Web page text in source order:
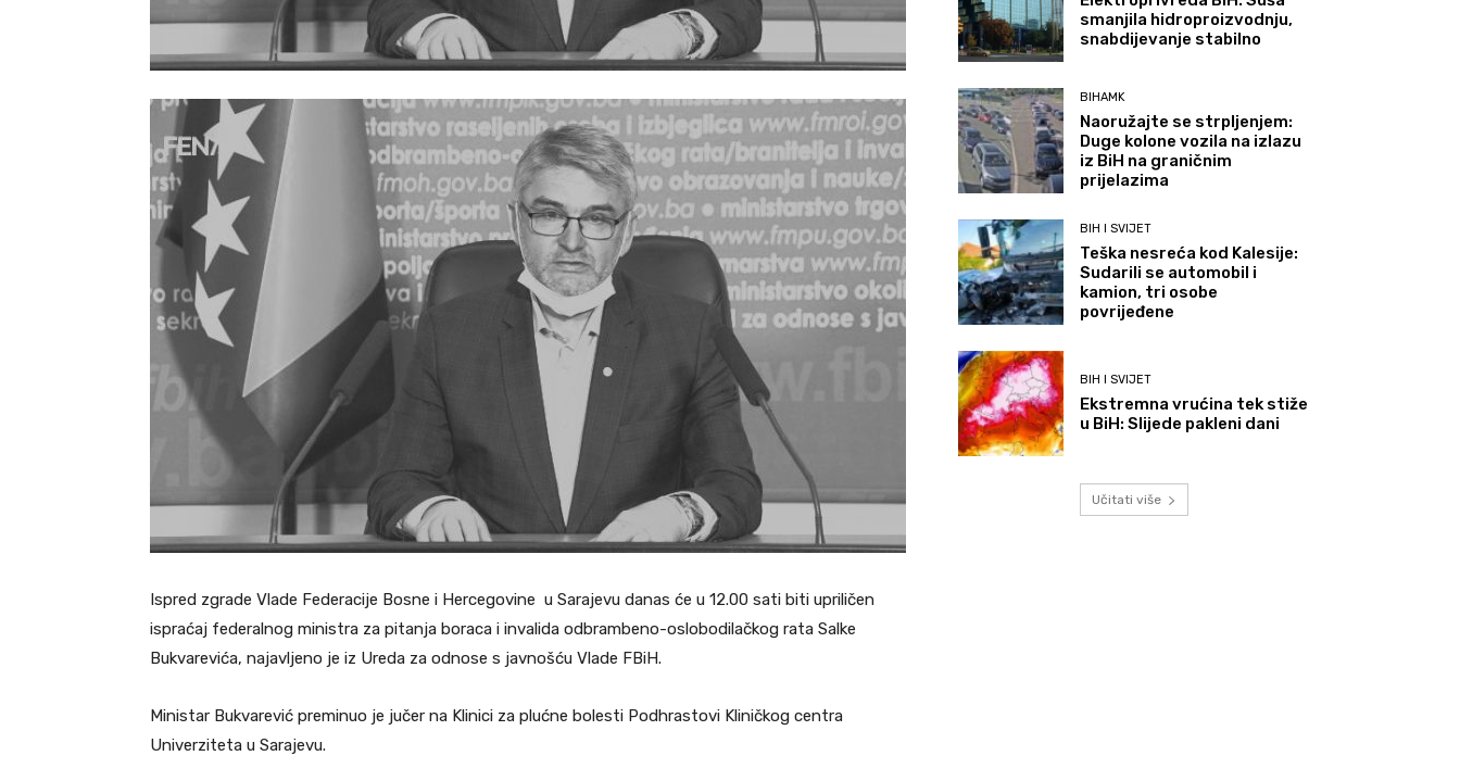
Ispred zgrade Vlade Federacije Bosne i Hercegovine u Sarajevu danas će u 12.00 sati biti upriličen
ispraćaj federalnog ministra za pitanja boraca i invalida odbrambeno-oslobodilačkog rata Salke
Bukvarevića, najavljeno je iz Ureda za odnose s javnošću Vlade FBiH.
Ministar Bukvarević preminuo je jučer na Klinici za plućne bolesti Podhrastovi Kliničkog centra
Univerziteta u Sarajevu.
smanjila hidroproizvodnju,
snabdijevanje stabilno
BIHAMK
Naoružajte se strpljenjem:
Duge kolone vozila na izlazu
iz BiH na graničnim
prijelazima
BIH I SVIJET
Teška nesreća kod Kalesije:
Sudarili se automobil i
kamion, tri osobe
povrijeđene
BIH I SVIJET
Ekstremna vrućina tek stiže
u BiH: Slijede pakleni dani
Učitati više